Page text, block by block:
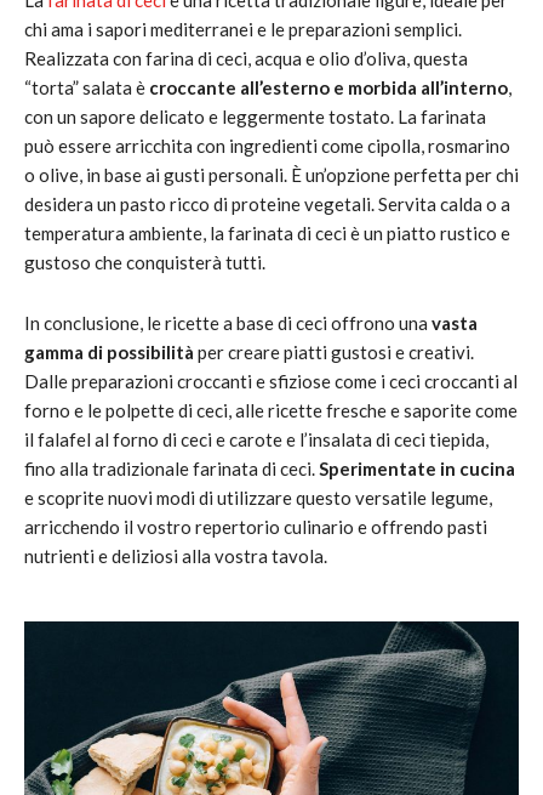
chi ama i sapori mediterranei e le preparazioni semplici.
Realizzata con farina di ceci, acqua e olio d’oliva, questa
“torta” salata è croccante all’esterno e morbida all’interno,
con un sapore delicato e leggermente tostato. La farinata
può essere arricchita con ingredienti come cipolla, rosmarino
o olive, in base ai gusti personali. È un’opzione perfetta per chi
desidera un pasto ricco di proteine vegetali. Servita calda o a
temperatura ambiente, la farinata di ceci è un piatto rustico e
gustoso che conquisterà tutti.
In conclusione, le ricette a base di ceci offrono una vasta
gamma di possibilità per creare piatti gustosi e creativi.
Dalle preparazioni croccanti e sfiziose come i ceci croccanti al
forno e le polpette di ceci, alle ricette fresche e saporite come
il falafel al forno di ceci e carote e l’insalata di ceci tiepida,
fino alla tradizionale farinata di ceci.Sperimentate in cucina
e scoprite nuovi modi di utilizzare questo versatile legume,
arricchendo il vostro repertorio culinario e offrendo pasti
nutrienti e deliziosi alla vostra tavola.